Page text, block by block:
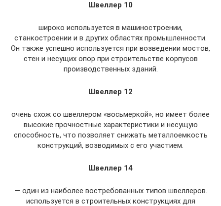
Швеллер 10
широко используется в машиностроении,
станкостроении и в других областях промышленности.
Он также успешно используется при возведении мостов,
стен и несущих опор при строительстве корпусов
производственных зданий.
Швеллер 12
очень схож со швеллером «восьмеркой», но имеет более
высокие прочностные характеристики и несущую
способность, что позволяет снижать металлоемкость
конструкций, возводимых с его участием.
Швеллер 14
— один из наиболее востребованных типов швеллеров.
используется в строительных конструкциях для